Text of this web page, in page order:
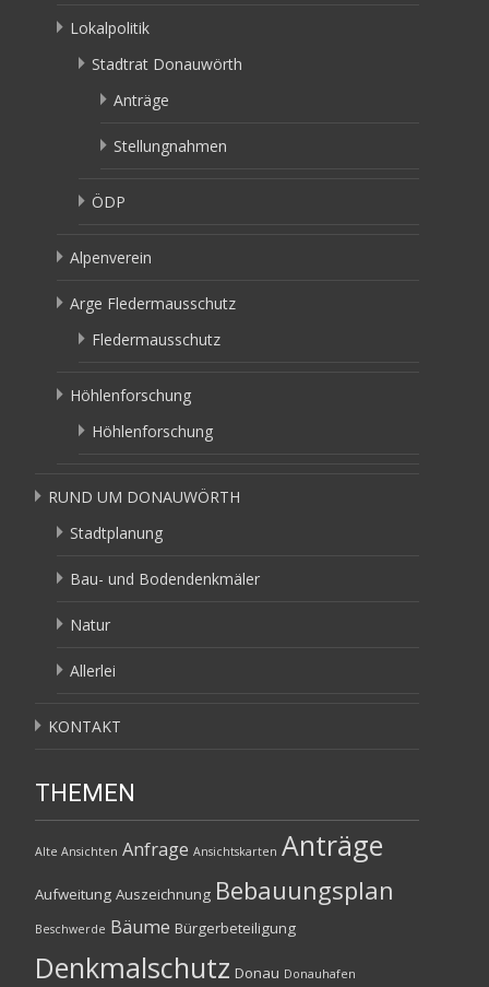
Lokalpolitik
Stadtrat Donauwörth
Anträge
Stellungnahmen
ÖDP
Alpenverein
Arge Fledermausschutz
Fledermausschutz
Höhlenforschung
Höhlenforschung
RUND UM DONAUWÖRTH
Stadtplanung
Bau- und Bodendenkmäler
Natur
Allerlei
KONTAKT
THEMEN
Alte Ansichten Anfrage Ansichtskarten Anträge
Aufweitung Auszeichnung Bebauungsplan
Beschwerde Bäume Bürgerbeteiligung
Denkmalschutz Donau Donauhafen